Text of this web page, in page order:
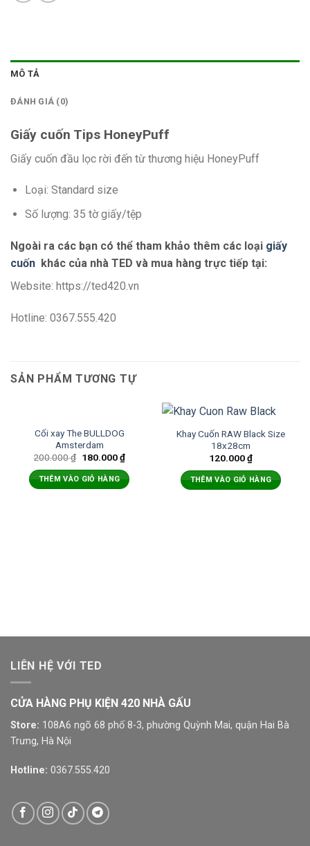
MÔ TẢ
ĐÁNH GIÁ (0)
Giấy cuốn Tips HoneyPuff
Giấy cuốn đầu lọc rời đến từ thương hiệu HoneyPuff
Loại: Standard size
Số lượng: 35 tờ giấy/tệp
Ngoài ra các bạn có thể tham khảo thêm các loại giấy
cuốn khác của nhà TED và mua hàng trực tiếp tại:
Website: https://ted420.vn
Hotline: 0367.555.420
SẢN PHẨM TƯƠNG TỰ
Cối xay The BULLDOG
Amsterdam
200.000₫ 180.000₫
THÊM VÀO GIỎ HÀNG
Khay Cuốn RAW Black Size
18x28cm
120.000₫
THÊM VÀO GIỎ HÀNG
LIÊN HỆ VỚI TED
CỬA HÀNG PHỤ KIỆN 420 NHÀ GẤU
Store: 108A6 ngõ 68 phố 8-3, phường Quỳnh Mai, quận Hai Bà
Trưng, Hà Nội
Hotline: 0367.555.420